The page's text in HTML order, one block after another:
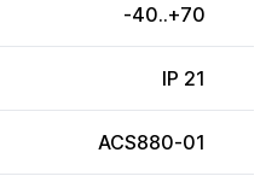
-40..+70
IP 21
ACS880-01